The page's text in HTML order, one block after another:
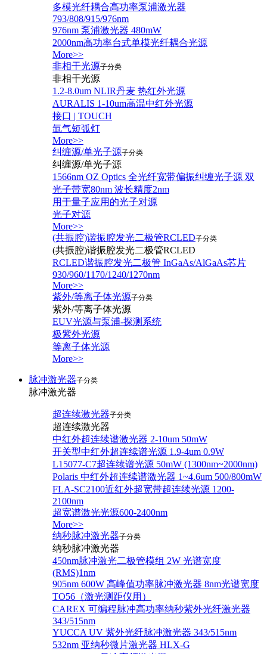
多模光纤耦合高功率泵浦激光器
793/808/915/976nm
976nm 泵浦激光器 480mW
2000nm高功率台式单模光纤耦合光源
More>>
非相干光源子分类
非相干光源
1.2-8.0um NLIR丹麦 热红外光源
AURALIS 1-10um高温中红外光源
接口 | TOUCH
氙气短弧灯
More>>
纠缠源/单光子源子分类
纠缠源/单光子源
1566nm OZ Optics 全光纤宽带偏振纠缠光子源 双
光子带宽80nm 波长精度2nm
用于量子应用的光子对源
光子对源
More>>
(共振腔)谐振腔发光二极管RCLED子分类
(共振腔)谐振腔发光二极管RCLED
RCLED谐振腔发光二极管 InGaAs/AlGaAs芯片
930/960/1170/1240/1270nm
More>>
紫外/等离子体光源子分类
紫外/等离子体光源
EUV光源与泵浦-探测系统
极紫外光源
等离子体光源
More>>
脉冲激光器子分类
脉冲激光器
超连续激光器子分类
超连续激光器
中红外超连续谱激光器 2-10um 50mW
开关型中红外超连续谱光源 1.9-4um 0.9W
L15077-C7超连续谱光源 50mW (1300nm~2000nm)
Polaris 中红外超连续谱激光器 1~4.6um 500/800mW
FLA-SC2100近红外超宽带超连续光源 1200-
2100nm
超宽谱激光光源600-2400nm
More>>
纳秒脉冲激光器子分类
纳秒脉冲激光器
450nm脉冲激光二极管模组 2W 光谱宽度
(RMS)1nm
905nm 600W 高峰值功率脉冲激光器 8nm光谱宽度
TO56（激光测距仪用）
CAREX 可编程脉冲高功率纳秒紫外光纤激光器
343/515nm
YUCCA UV 紫外光纤脉冲激光器 343/515nm
532nm 亚纳秒微片激光器 HLX-G